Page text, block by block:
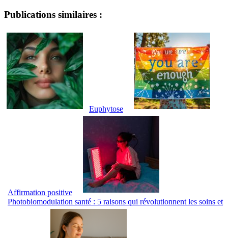
Publications similaires :
Euphytose
Affirmation positive
Photobiomodulation santé : 5 raisons qui révolutionnent les soins et